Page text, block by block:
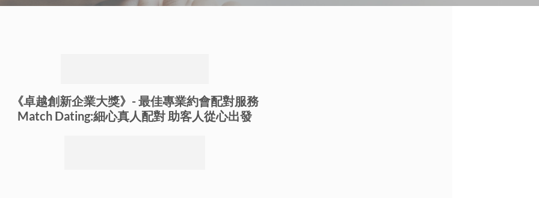
《卓越創新企業大獎》-最佳專業約會配對服務
Match Dating:細心真人配對 助客人從心出發